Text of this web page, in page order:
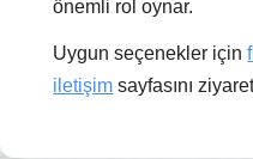
önemli rol oynar.
Uygun seçenekler için
iletişim sayfasını